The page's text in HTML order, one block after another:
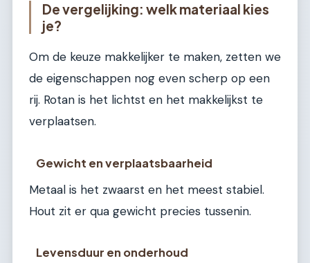
De vergelijking: welk materiaal kies
je?
Om de keuze makkelijker te maken, zetten we
de eigenschappen nog even scherp op een
rij. Rotan is het lichtst en het makkelijkst te
verplaatsen.
Gewicht en verplaatsbaarheid
Metaal is het zwaarst en het meest stabiel.
Hout zit er qua gewicht precies tussenin.
Levensduur en onderhoud